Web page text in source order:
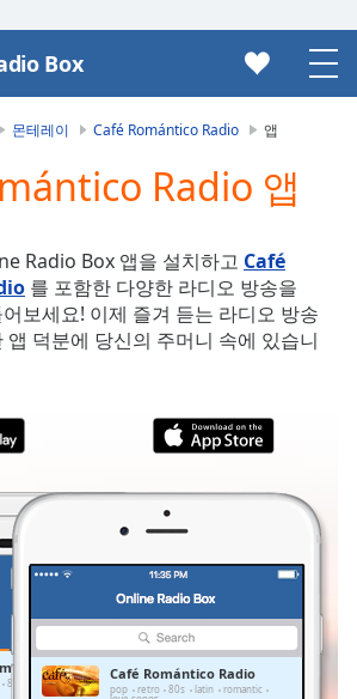
Box
몬테레이 Café Romántico Radio 앱
Radio 앱
Radio Box 앱을 설치하고 Café
를 포함한 다양한 라디오 방송을
보세요! 이제 즐겨 듣는 라디오 방송
앱 덕분에 당신의 주머니 속에 있습니
Radio
80s latin romantic
Café Romántico Radio
pop retro 80s latin romantic